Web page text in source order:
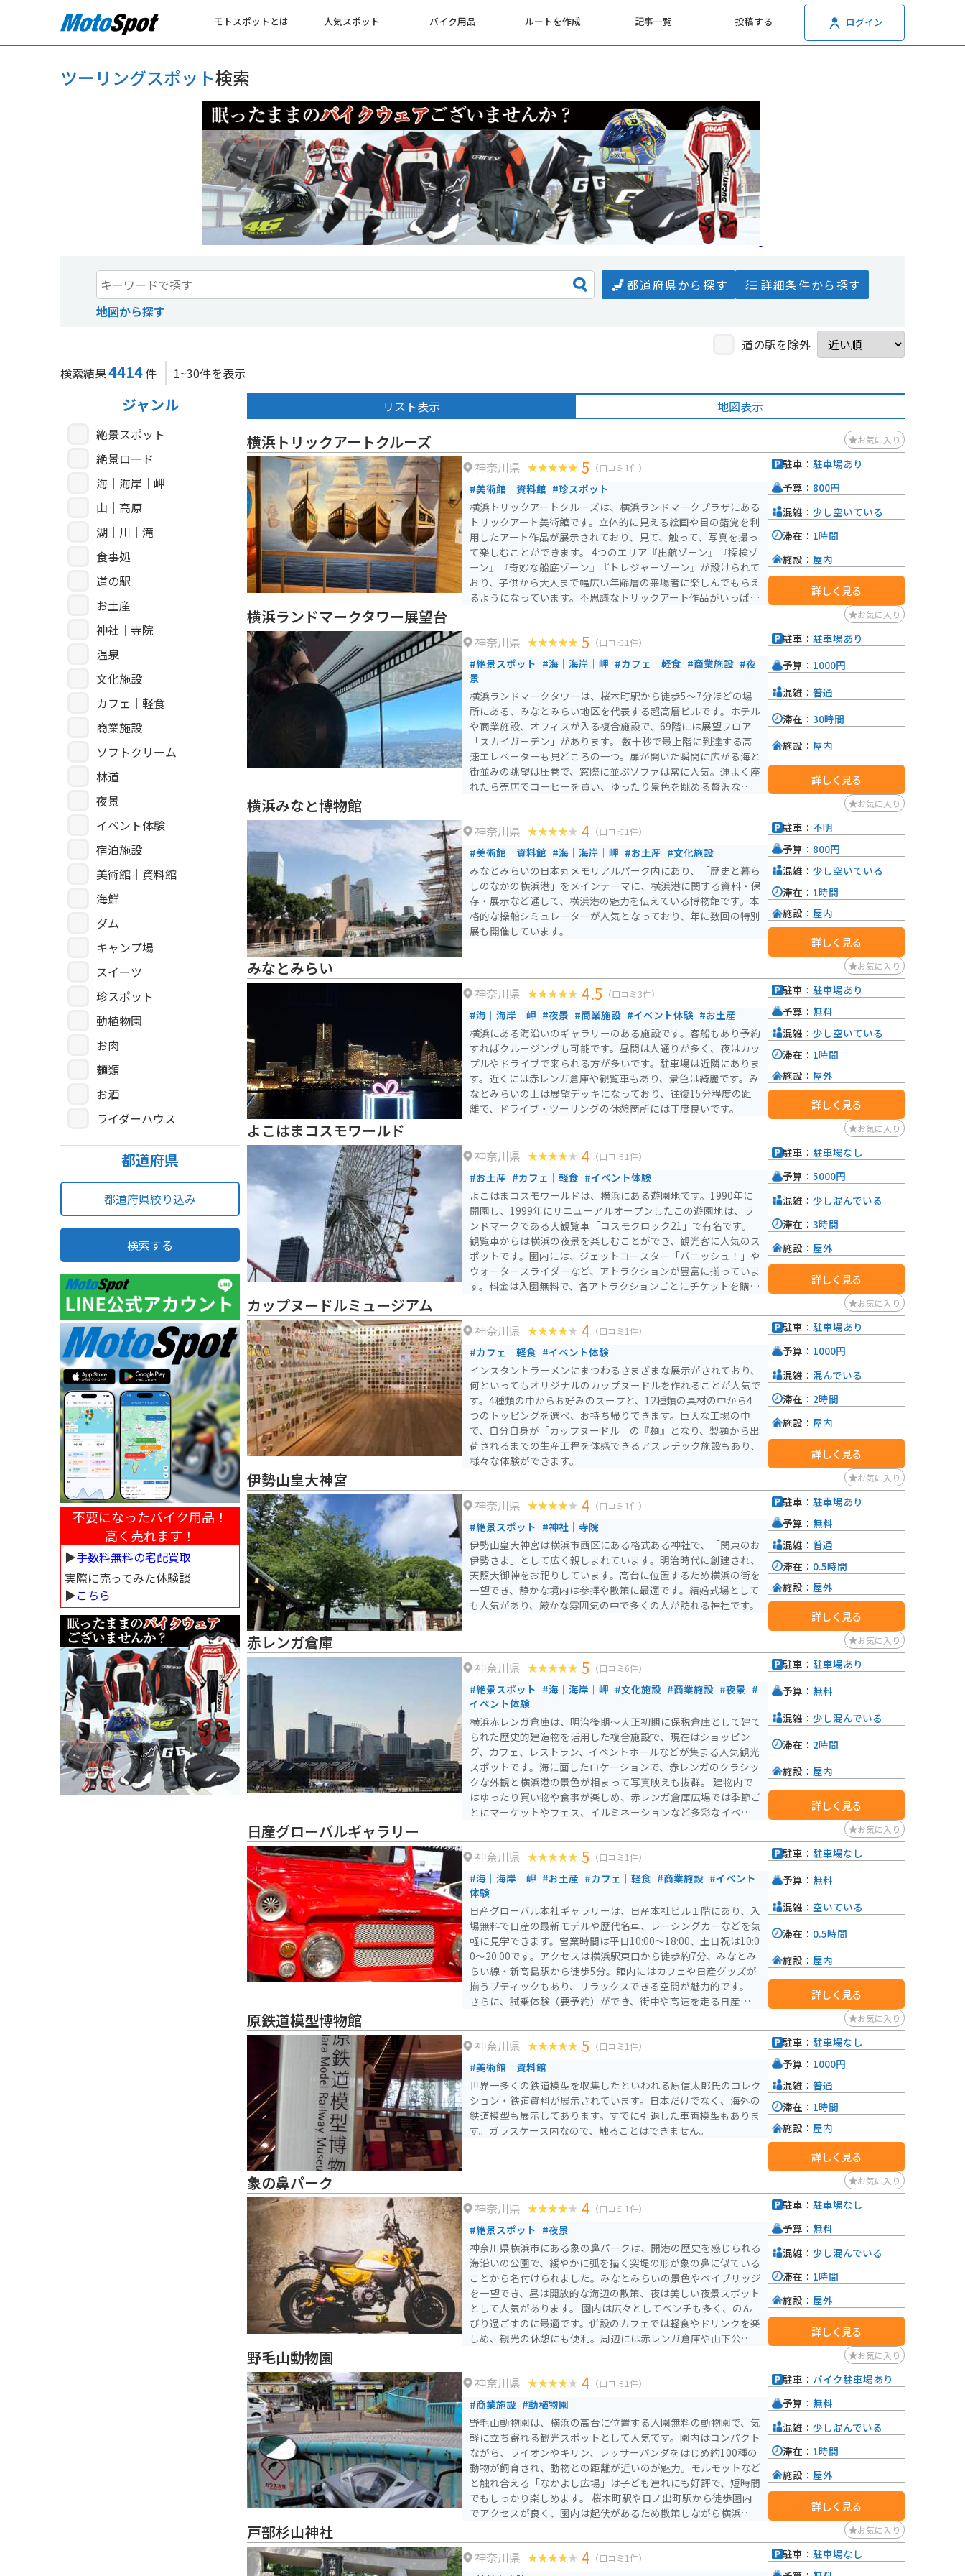
モトスポットとは 人気スポット バイク用品 ルートを作成 記事一覧 投稿する ログイン
ツーリングスポット検索
都道府県から探す
詳細条件から探す
地図から探す
道の駅を除外
検索結果4414件 1~30件を表示
ジャンル
絶景スポット
絶景ロード
海｜海岸｜岬
山｜高原
湖｜川｜滝
食事処
道の駅
お土産
神社｜寺院
温泉
文化施設
カフェ｜軽食
商業施設
ソフトクリーム
林道
夜景
イベント体験
宿泊施設
美術館｜資料館
海鮮
ダム
キャンプ場
スイーツ
珍スポット
動植物園
お肉
麺類
お酒
ライダーハウス
都道府県
都道府県絞り込み
検索する
不要になったバイク用品！
高く売れます！
▶︎手数料無料の宅配買取
実際に売ってみた体験談
▶︎こちら
リスト表示 地図表示
横浜トリックアートクルーズ お気に入り
神奈川県 5 （口コミ1件）
#美術館｜資料館 #珍スポット
横浜トリックアートクルーズは、横浜ランドマークプラザにある
トリックアート美術館です。立体的に見える絵画や目の錯覚を利
用したアート作品が展示されており、見て、触って、写真を撮っ
て楽しむことができます。 4つのエリア『出航ゾーン』『探検ゾ
ーン』『奇妙な船底ゾーン』『トレジャーゾーン』が設けられて
おり、子供から大人まで幅広い年齢層の来場者に楽しんでもらえ
るようになっています。不思議なトリックアート作品がいっぱい
ランドマークタワー内にあるので、買い物や食事などのついでに
もアクセスできます。営業時間は11:00から20:00（最終入館 19:
30）です。定休日は不定休となっています。
駐車： 駐車場あり
予算： 800円
混雑： 少し空いている
滞在： 1時間
施設： 屋内
詳しく見る
横浜ランドマークタワー展望台 お気に入り
神奈川県 5 （口コミ1件）
#絶景スポット #海｜海岸｜岬 #カフェ｜軽食 #商業施設 #夜
景
横浜ランドマークタワーは、桜木町駅から徒歩5〜7分ほどの場
所にある、みなとみらい地区を代表する超高層ビルです。ホテル
や商業施設、オフィスが入る複合施設で、69階には展望フロア
「スカイガーデン」があります。 数十秒で最上階に到達する高
速エレベーターも見どころの一つ。扉が開いた瞬間に広がる海と
街並みの眺望は圧巻で、窓際に並ぶソファは常に人気。運よく座
れたら売店でコーヒーを買い、ゆったり景色を眺める贅沢な時間
の訪問がおすすめです。
駐車： 駐車場あり
予算： 1000円
混雑： 普通
滞在： 30時間
施設： 屋内
詳しく見る
横浜みなと博物館 お気に入り
神奈川県 4 （口コミ1件）
#美術館｜資料館 #海｜海岸｜岬 #お土産 #文化施設
みなとみらいの日本丸メモリアルパーク内にあり、「歴史と暮ら
しのなかの横浜港」をメインテーマに、横浜港に関する資料・保
存・展示など通して、横浜港の魅力を伝えている博物館です。本
格的な操船シミュレーターが人気となっており、年に数回の特別
展も開催しています。
駐車： 不明
予算： 800円
混雑： 少し空いている
滞在： 1時間
施設： 屋内
詳しく見る
みなとみらい お気に入り
神奈川県 4.5 （口コミ3件）
#海｜海岸｜岬 #夜景 #商業施設 #イベント体験 #お土産
横浜にある海沿いのギャラリーのある施設です。客船もあり予約
すればクルージングも可能です。昼間は人通りが多く、夜はカッ
プルやドライブで来られる方が多いです。駐車場は近隣にありま
す。近くには赤レンガ倉庫や観覧車もあり、景色は綺麗です。み
なとみらいの上は展望デッキになっており、往復15分程度の距
離で、ドライブ・ツーリングの休憩箇所には丁度良いです。
駐車： 駐車場あり
予算： 無料
混雑： 少し空いている
滞在： 1時間
施設： 屋外
詳しく見る
よこはまコスモワールド お気に入り
神奈川県 4 （口コミ1件）
#お土産 #カフェ｜軽食 #イベント体験
よこはまコスモワールドは、横浜にある遊園地です。1990年に
開園し、1999年にリニューアルオープンしたこの遊園地は、ラ
ンドマークである大観覧車「コスモクロック21」で有名です。
観覧車からは横浜の夜景を楽しむことができ、観光客に人気のス
ポットです。園内には、ジェットコースター「バニッシュ！」や
ウォータースライダーなど、アトラクションが豊富に揃っていま
す。料金は入園無料で、各アトラクションごとにチケットを購入
駐車： 駐車場なし
予算： 5000円
混雑： 少し混んでいる
滞在： 3時間
施設： 屋外
詳しく見る
カップヌードルミュージアム お気に入り
神奈川県 4 （口コミ1件）
#カフェ｜軽食 #イベント体験
インスタントラーメンにまつわるさまざまな展示がされており、
何といってもオリジナルのカップヌードルを作れることが人気で
す。4種類の中からお好みのスープと、12種類の具材の中から4
つのトッピングを選べ、お持ち帰りできます。巨大な工場の中
で、自分自身が「カップヌードル」の『麺』となり、製麺から出
荷されるまでの生産工程を体感できるアスレチック施設もあり、
様々な体験ができます。
駐車： 駐車場あり
予算： 1000円
混雑： 混んでいる
滞在： 2時間
施設： 屋内
詳しく見る
伊勢山皇大神宮 お気に入り
神奈川県 4 （口コミ1件）
#絶景スポット #神社｜寺院
伊勢山皇大神宮は横浜市西区にある格式ある神社で、「関東のお
伊勢さま」として広く親しまれています。明治時代に創建され、
天照大御神をお祀りしています。高台に位置するため横浜の街を
一望でき、静かな境内は参拝や散策に最適です。結婚式場として
も人気があり、厳かな雰囲気の中で多くの人が訪れる神社です。
駐車： 駐車場あり
予算： 無料
混雑： 普通
滞在： 0.5時間
施設： 屋外
詳しく見る
赤レンガ倉庫 お気に入り
神奈川県 5 （口コミ6件）
#絶景スポット #海｜海岸｜岬 #文化施設 #商業施設 #夜景 #
イベント体験
横浜赤レンガ倉庫は、明治後期〜大正初期に保税倉庫として建て
られた歴史的建造物を活用した複合施設で、現在はショッピン
グ、カフェ、レストラン、イベントホールなどが集まる人気観光
スポットです。海に面したロケーションで、赤レンガのクラシッ
クな外観と横浜港の景色が相まって写真映えも抜群。 建物内で
はゆったり買い物や食事が楽しめ、赤レンガ倉庫広場では季節ご
とにマーケットやフェス、イルミネーションなど多彩なイベント
で、港町の雰囲気を満喫しながら散策できるのも魅力。昼は海景
色、夜はライトアップされた夜景と、時間帯によって違った表情
を楽しめる横浜を代表するデート＆観光スポットです。
駐車： 駐車場あり
予算： 無料
混雑： 少し混んでいる
滞在： 2時間
施設： 屋内
詳しく見る
日産グローバルギャラリー お気に入り
神奈川県 5 （口コミ1件）
#海｜海岸｜岬 #お土産 #カフェ｜軽食 #商業施設 #イベント
体験
日産グローバル本社ギャラリーは、日産本社ビル１階にあり、入
場無料で日産の最新モデルや歴代名車、レーシングカーなどを気
軽に見学できます。営業時間は平日10:00～18:00、土日祝は10:0
0～20:00です。アクセスは横浜駅東口から徒歩約7分、みなとみ
らい線・新高島駅から徒歩5分。館内にはカフェや日産グッズが
揃うブティックもあり、リラックスできる空間が魅力的です。
さらに、試乗体験（要予約）ができ、街中や高速を走る日産のE
のパーキングや提携駐車場「横浜三井ビルディング駐車場」を利
用できます。バイクの場合はベイクォーター、高島屋に停めるこ
とも可能です。
駐車： 駐車場なし
予算： 無料
混雑： 空いている
滞在： 0.5時間
施設： 屋内
詳しく見る
原鉄道模型博物館 お気に入り
神奈川県 5 （口コミ1件）
#美術館｜資料館
世界一多くの鉄道模型を収集したといわれる原信太郎氏のコレク
ション・鉄道資料が展示されています。日本だけでなく、海外の
鉄道模型も展示してあります。すでに引退した車両模型もありま
す。ガラスケース内なので、触ることはできません。
駐車： 駐車場なし
予算： 1000円
混雑： 普通
滞在： 1時間
施設： 屋内
詳しく見る
象の鼻パーク お気に入り
神奈川県 4 （口コミ1件）
#絶景スポット #夜景
神奈川県横浜市にある象の鼻パークは、開港の歴史を感じられる
海沿いの公園で、緩やかに弧を描く突堤の形が象の鼻に似ている
ことから名付けられました。みなとみらいの景色やベイブリッジ
を一望でき、昼は開放的な海辺の散策、夜は美しい夜景スポット
として人気があります。 園内は広々としてベンチも多く、のん
びり過ごすのに最適です。併設のカフェでは軽食やドリンクを楽
しめ、観光の休憩にも便利。周辺には赤レンガ倉庫や山下公園な
近隣に駐車場が点在し、横浜ベイエリアのツーリングとあわせて
立ち寄りやすいスポットです。 大桟橋の近くにある公園で、そ
の橋の下が写真スポットとなっています。日中は混んでいるので
夜の方がおすすめです。夜景を楽しみつついくといいかもしれな
いです。公園内なので、バイクは押して入ってください。近くに
は赤レンガ倉庫などがあります。
駐車： 駐車場なし
予算： 無料
混雑： 少し混んでいる
滞在： 1時間
施設： 屋外
詳しく見る
野毛山動物園 お気に入り
神奈川県 4 （口コミ1件）
#商業施設 #動植物園
野毛山動物園は、横浜の高台に位置する入園無料の動物園で、気
軽に立ち寄れる観光スポットとして人気です。園内はコンパクト
ながら、ライオンやキリン、レッサーパンダをはじめ約100種の
動物が飼育され、動物との距離が近いのが魅力。モルモットなど
と触れ合える「なかよし広場」は子ども連れにも好評で、短時間
でもしっかり楽しめます。 桜木町駅や日ノ出町駅から徒歩圏内
でアクセスが良く、園内は起伏があるため散策しながら横浜の街
観も魅力のひとつです。
駐車： バイク駐車場あり
予算： 無料
混雑： 少し混んでいる
滞在： 1時間
施設： 屋外
詳しく見る
戸部杉山神社 お気に入り
神奈川県 4 （口コミ1件） 駐車： 駐車場なし